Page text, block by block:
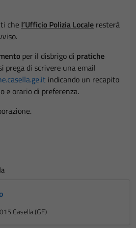
che l’Ufficio Polizia Locale resterà
per il disbrigo di pratiche
prega di scrivere una email
indicando un recapito
e orario di preferenza.
Casella (GE)